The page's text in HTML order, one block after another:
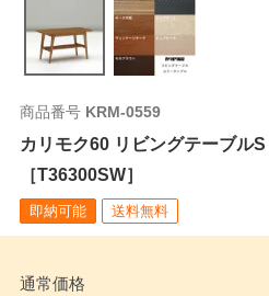
商品番号 KRM-0559
カリモク60 リビングテーブル
［T36300SW］
即納可能 送料無料
通常価格